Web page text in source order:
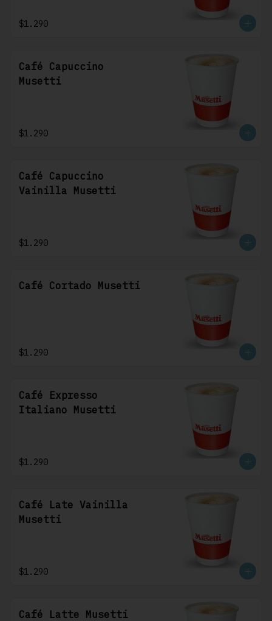
$1.290
Café Capuccino
Musetti
$1.290
Café Capuccino
Vainilla Musetti
$1.290
Café Cortado Musetti
$1.290
Café Expresso
Italiano Musetti
$1.290
Café Late Vainilla
Musetti
$1.290
Café Latte Musetti